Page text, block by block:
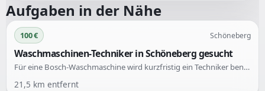
Aufgaben in der Nähe
100 € Schöneberg
Waschmaschinen-Techniker in Schöneberg gesucht
Für eine Bosch-Waschmaschine wird kurzfristig ein Techniker benötigt, um Fehler E35-10 und E36-10 zu beheben. Die Maschine hat bereits einige Schritte durchlaufen, wie die Reinigung des Flusensiebs und das Ablassen des Restwassers. Die Reparatur soll heute zwischen 14-16 Uhr in Schöneberg stattfinden.
21,5 km entfernt